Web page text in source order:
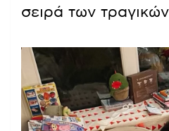
σειρά των